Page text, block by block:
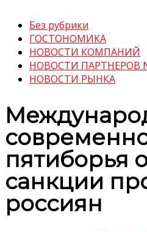
Без рубрики
ГОСТОНОМИКА
НОВОСТИ КОМПАНИЙ
НОВОСТИ ПАРТНЕРОВ
НОВОСТИ РЫНКА
пятиборья
санкции
россиян